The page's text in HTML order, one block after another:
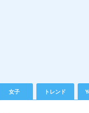
女子 トレンド